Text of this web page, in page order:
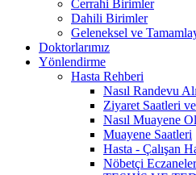
Cerrahi Birimler
Dahili Birimler
Geleneksel ve
Doktorlarımız
Yönlendirme
Hasta Rehberi
Nasıl Randevu
Ziyaret Saatleri
Nasıl Muayene
Muayene Saatleri
Hasta - Çalışan
Nöbetçi Eczaneler